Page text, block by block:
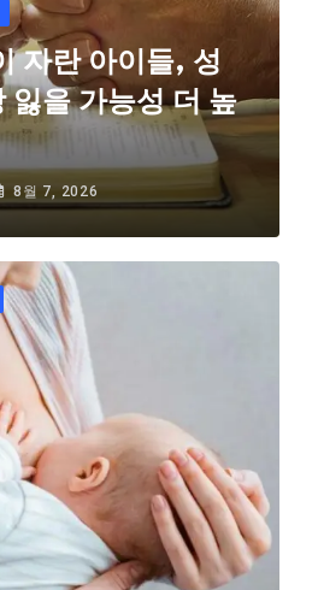
자란 아이들, 성
잃을 가능성 더 높
8월 7, 2026